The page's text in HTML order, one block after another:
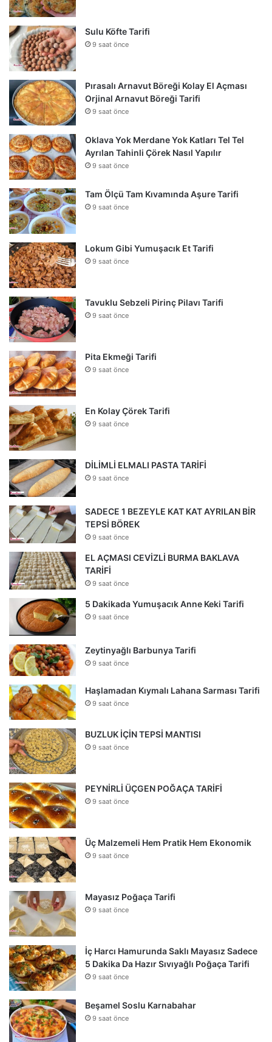
Sulu Köfte Tarifi
9 saat önce
Pırasalı Arnavut Böreği Kolay El Açması
Orjinal Arnavut Böreği Tarifi
9 saat önce
Oklava Yok Merdane Yok Katları Tel Tel
Ayrılan Tahinli Çörek Nasıl Yapılır
9 saat önce
Tam Ölçü Tam Kıvamında Aşure Tarifi
9 saat önce
Lokum Gibi Yumuşacık Et Tarifi
9 saat önce
Tavuklu Sebzeli Pirinç Pilavı Tarifi
9 saat önce
Pita Ekmeği Tarifi
9 saat önce
En Kolay Çörek Tarifi
9 saat önce
DİLİMLİ ELMALI PASTA TARİFİ
9 saat önce
SADECE 1 BEZEYLE KAT KAT AYRILAN BİR
TEPSİ BÖREK
9 saat önce
EL AÇMASI CEVİZLİ BURMA BAKLAVA
TARİFİ
9 saat önce
5 Dakikada Yumuşacık Anne Keki Tarifi
9 saat önce
Zeytinyağlı Barbunya Tarifi
9 saat önce
Haşlamadan Kıymalı Lahana Sarması Tarifi
9 saat önce
BUZLUK İÇİN TEPSİ MANTISI
9 saat önce
PEYNİRLİ ÜÇGEN POĞAÇA TARİFİ
9 saat önce
Üç Malzemeli Hem Pratik Hem Ekonomik
9 saat önce
Mayasız Poğaça Tarifi
9 saat önce
İç Harcı Hamurunda Saklı Mayasız Sadece
5 Dakika Da Hazır Sıvıyağlı Poğaça Tarifi
9 saat önce
Beşamel Soslu Karnabahar
9 saat önce